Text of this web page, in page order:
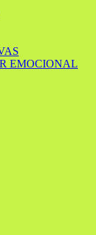
EMOCIONAL